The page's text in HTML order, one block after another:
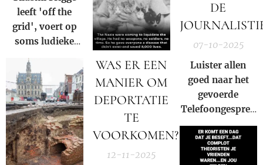
werd verwoest
en ze leed
persoonlijk
verlies!
leeft 'off the
grid', voert op
soms ludieke
wijze acties
tegen de staat,
en is een
'spookburger',
gezien hij zich
aan het huidige
oneerlijke
systeem heeft
WAS ER EEN
MANIER OM
DEPORTATIE
TE
VOORKOMEN?
12-11-2025
DE
07-10-2025
Luister allen
goed naar het
gevoerde
Telefoongesprek
op maandag 6
oktober 2025